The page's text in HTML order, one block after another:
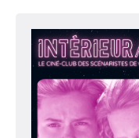
échangent et